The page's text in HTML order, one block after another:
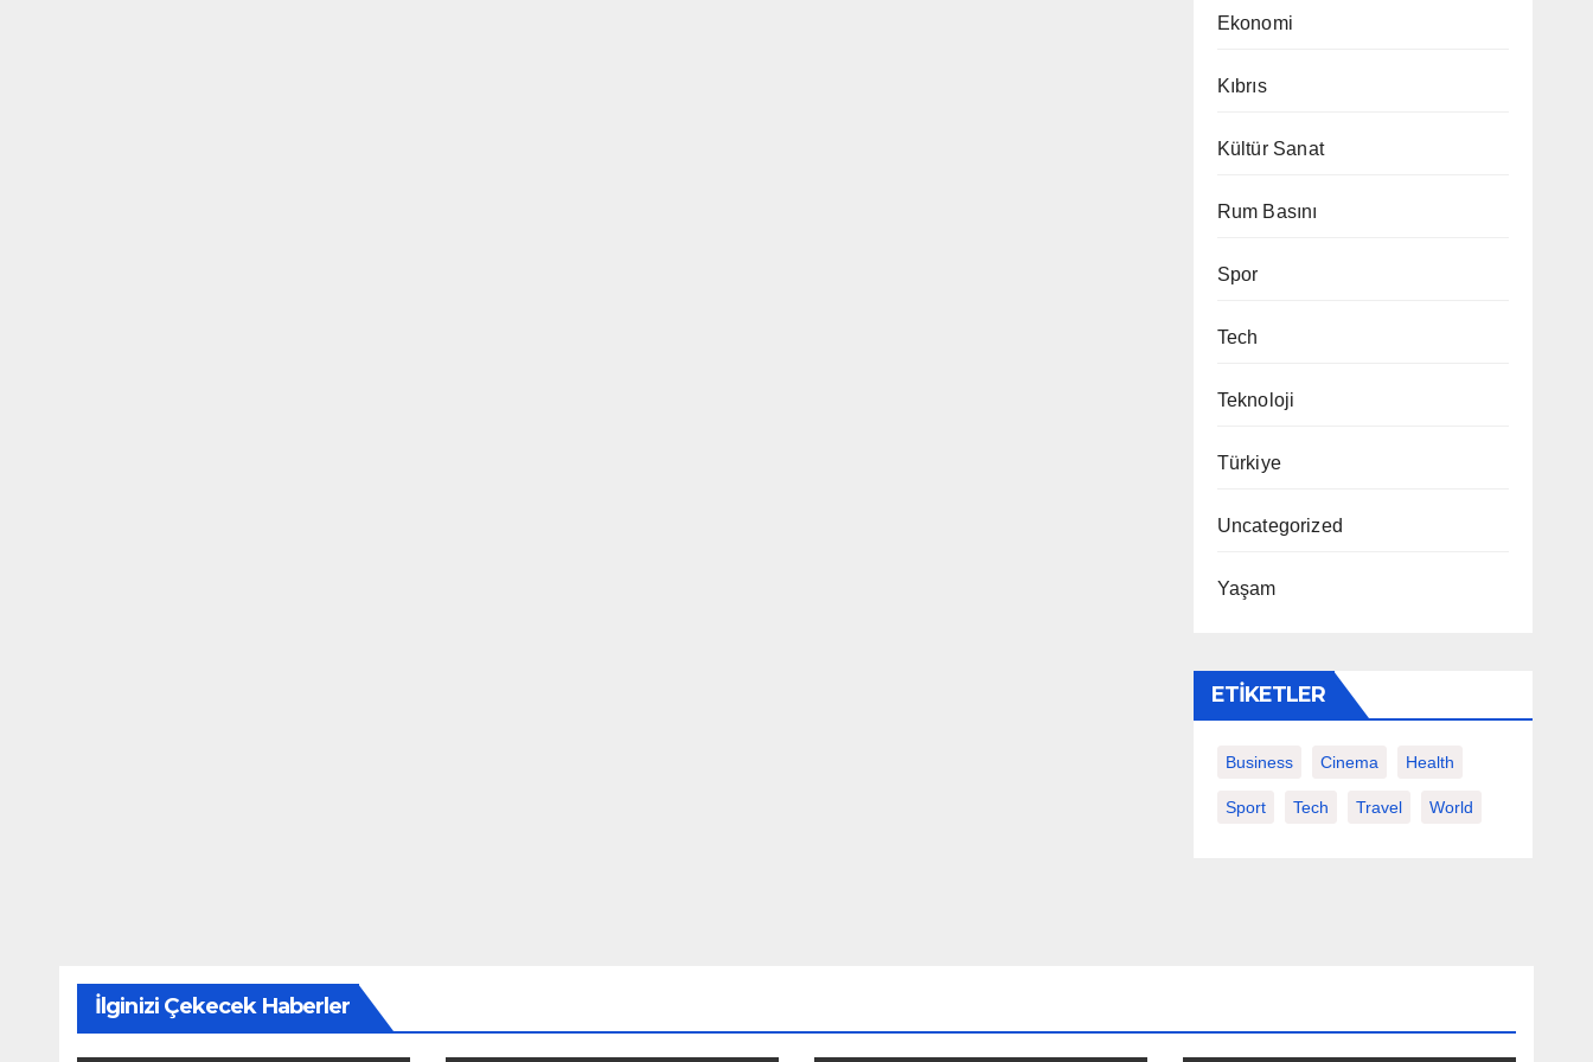
Ekonomi
Kıbrıs
Kültür Sanat
Rum Basını
Spor
Tech
Teknoloji
Türkiye
Uncategorized
Yaşam
ETIKETLER
Business Cinema Health
Sport Tech Travel World
İlginizi Çekecek Haberler